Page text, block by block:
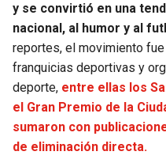
BUCCANEERS
y se convirtió en una
nacional, al humor y al
reportes, el movimiento
franquicias deportivas y
deporte, entre ellas los
el Gran Premio de la
sumaron con
de eliminación directa.